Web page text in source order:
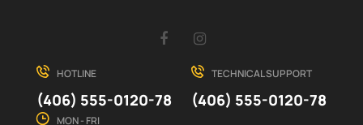
Facebook
HOTLINE
(406) 555-0120-78
TECHNICAL SUPPORT
(406) 555-0120-78
MON - FRI